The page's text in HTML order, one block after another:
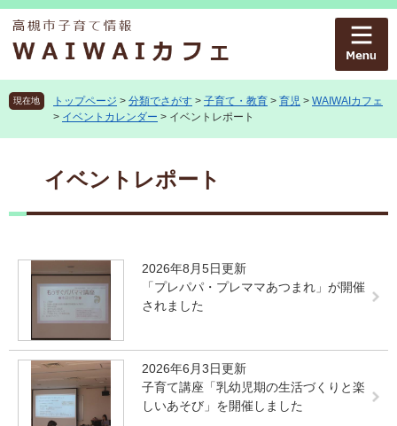
ペ
先
す
メ
を
し
へ
現在地 トップページ > 分類でさがす > 子育て・教育 > 育児 > WAIWAIカフェ
> イベントカレンダー > イベントレポート
イベントレポート
2026年8月5日更新
「プレパパ・プレママあつまれ」が開催
されました
2026年6月3日更新
子育て講座「乳幼児期の生活づくりと楽
しいあそび」を開催しました